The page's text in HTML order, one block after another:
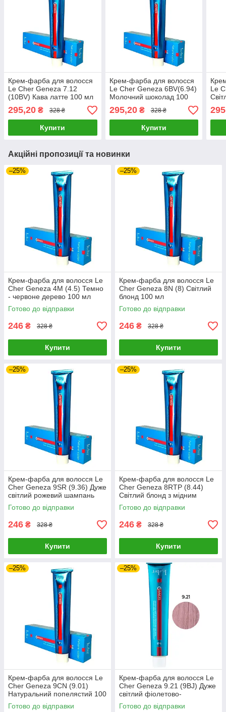
Крем-фарба для волосся
Le Cher Geneza 7.12
(10BV) Кава латте 100 мл
295,20 ₴ 328 ₴
Купити
Крем-фарба для волосся
Le Cher Geneza 6BV(6.94)
Молочний шоколад 100
мл
295,20₴ 328 ₴
Купити
Le
100
Акційні пропозиції та новинки
–25%
Крем-фарба для волосся Le
Cher Geneza 4M (4.5) Темно
- червоне дерево 100 мл
Готово до відправки
246 ₴ 328 ₴
Купити
–25%
Крем-фарба для волосся Le
Cher Geneza 8N (8) Світлий
блонд 100 мл
Готово до відправки
246 ₴ 328 ₴
Купити
–25%
Крем-фарба для волосся Le
Cher Geneza 9SR (9.36) Дуже
світлий рожевий шампань
100 мл
Готово до відправки
246 ₴ 328 ₴
Купити
–25%
Крем-фарба для волосся Le
Cher Geneza 8RTP (8.44)
Світлий блонд з мідним
відтінком 100 мл
Готово до відправки
246 ₴ 328 ₴
Купити
–25%
Крем-фарба для волосся Le
Cher Geneza 9CN (9.01)
Натуральний попелястий 100
мл
Готово до відправки
–25%
Крем-фарба для волосся Le
Cher Geneza 9.21 (9BJ) Дуже
світлий фіолетово-
попелястий блонд 100 мл
Готово до відправки